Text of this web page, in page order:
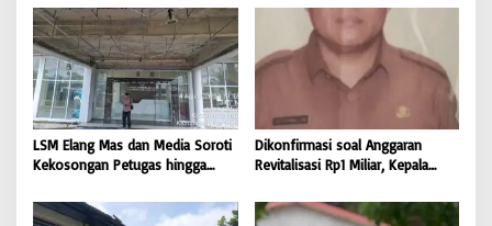
LSM Elang Mas dan Media Soroti
Kekosongan Petugas hingga
Perpustakaan Nias Utara
Dikonfirmasi soal Anggaran
Revitalisasi Rp1 Miliar, Kepala
Hiliuso Bungkam